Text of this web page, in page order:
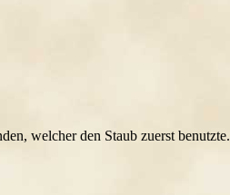
welcher den Staub zuerst benutzte.